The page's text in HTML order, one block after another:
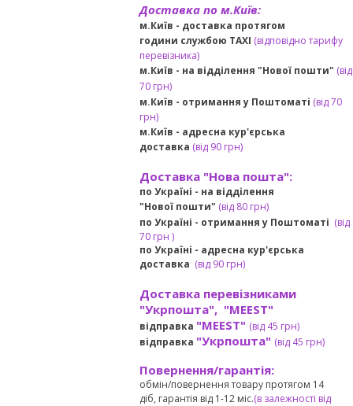
Доставка по м.Київ:
м.Київ - доставка протягом
години службою TAXI (відповідно тарифу
перевізника)
м.Київ - на відділення "Нової пошти" (від
70 грн)
м.Київ - отримання у Поштоматі (від 70
грн)
м.Київ - адресна кур'єрська
доставка (від90 грн)
Доставка "Нова пошта":
по Україні - на відділення
"Нової пошти" (від 80 грн)
по Україні - отримання у Поштоматі (від
70 грн )
по Україні - адресна кур'єрська
доставка (від90 грн)
Доставка перевізниками
"Укрпошта", "MEEST"
відправка "MEEST" (від 45 грн)
відправка "Укрпошта" (від 45 грн)
Повернення/гарантія:
обмін/повернення товару протягом 14
діб, гарантія від 1-12 міс.(в залежності від